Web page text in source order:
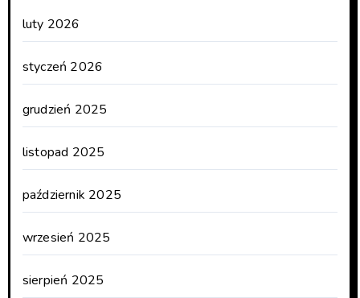
luty 2026
styczeń 2026
grudzień 2025
listopad 2025
październik 2025
wrzesień 2025
sierpień 2025